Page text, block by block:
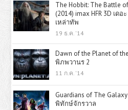
The Hobbit: The Battle
(2014) imax HFR 3D เด
เหล่าทัพ
19 ธ.ค. '14
Dawn of the Planet of
พิภพวานร 2
11 ก.ค. '14
Guardians of The
พิทักษ์จักรวาล